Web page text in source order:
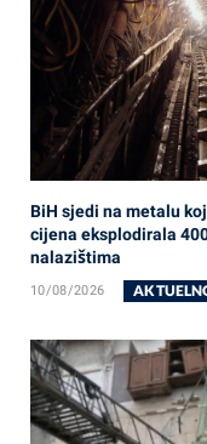
BiH sjedi na metalu
cijena eksplodirala
nalazištima
10/08/2026